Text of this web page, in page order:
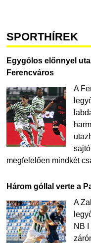
SPORTHÍREK
Egygólos előnnyel
Ferencváros
A
megfelelően mindkét
Három góllal verte a
A
NB